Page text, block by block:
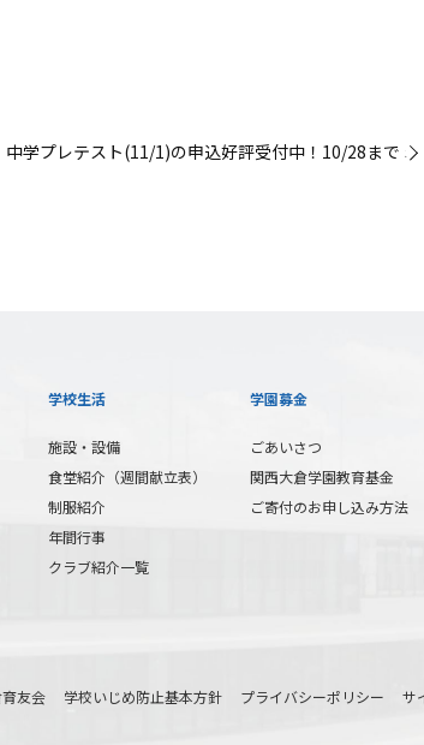
中学プレテスト(11/1)の申込好評受付中！10/28まで »
学校生活
施設・設備
食堂紹介（週間献立表）
制服紹介
年間行事
クラブ紹介一覧
学園募金
ごあいさつ
関西大倉学園教育基金
ご寄付のお申し込み方法
友会 学校いじめ防止基本方針 プライバシーポリシー サ